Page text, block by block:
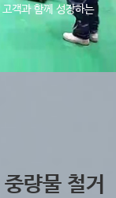
객과 함께 성장하는
량물 철거